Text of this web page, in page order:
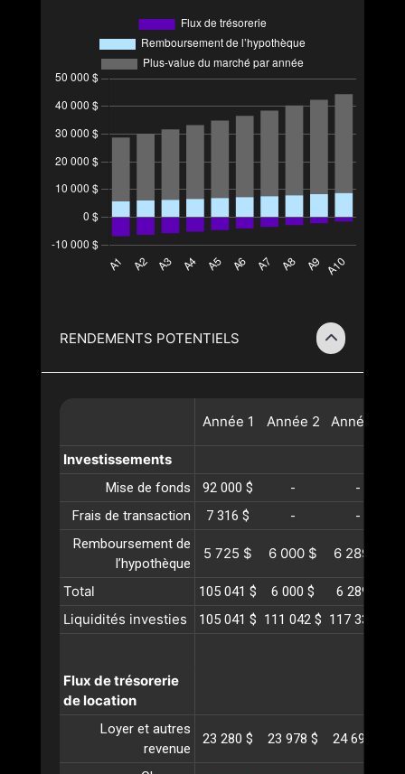
RENDEMENTS POTENTIELS
Année 1 Année 2 Année
Investissements
Mise de fonds 92 000 $ -
-
Frais de transaction
7 316 $ -
-
Remboursement de
l’hypothèque
5 725 $ 6 000 $ 6 289 $
Total 105 041 $ 6 000 $ 6 289 $
Liquidités investies 105 041 $ 111 042 $ 117 331 $
Flux de trésorerie
de location
Loyer et autres
revenue
23 280 $ 23 978 $ 24 697 $